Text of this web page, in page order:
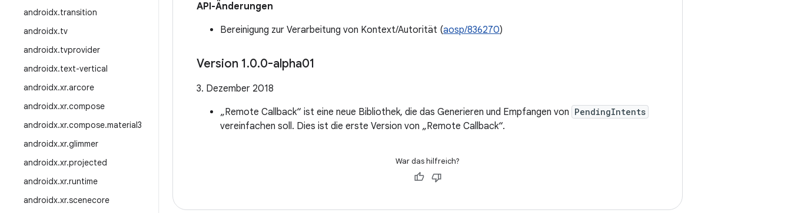
androidx.transition
androidx.tv
androidx.tvprovider
androidx.text-vertical
androidx.xr.arcore
androidx.xr.compose
androidx.xr.compose.material3
androidx.xr.glimmer
androidx.xr.projected
androidx.xr.runtime
androidx.xr.scenecore
API-Änderungen
Bereinigung zur Verarbeitung von Kontext/Autorität (aosp/836270)
Version 1.0.0-alpha01
3. Dezember 2018
„Remote Callback“ ist eine neue Bibliothek, die das Generieren und Empfangen von PendingIntents
vereinfachen soll. Dies ist die erste Version von „Remote Callback“.
War das hilfreich?